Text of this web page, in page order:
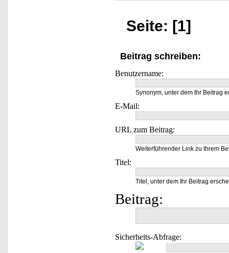
Seite: [1]
Beitrag schreiben:
Benutzername:
Synonym, unter dem Ihr Beitrag
E-Mail:
URL zum Beitrag:
Weiterführender Link zu Ihrem
Titel:
Titel, unter dem Ihr Beitrag
Beitrag:
Sicherheits-Abfrage: